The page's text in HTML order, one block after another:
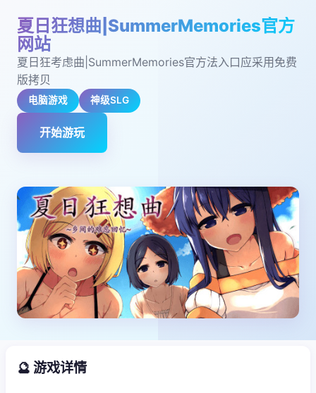
夏日狂想曲|SummerMemories官方
网站
夏日狂考虑曲|SummerMemories官方法入口应采用免费
版拷贝
电脑游戏 神级SLG
开始游玩
🔮 游戏详情